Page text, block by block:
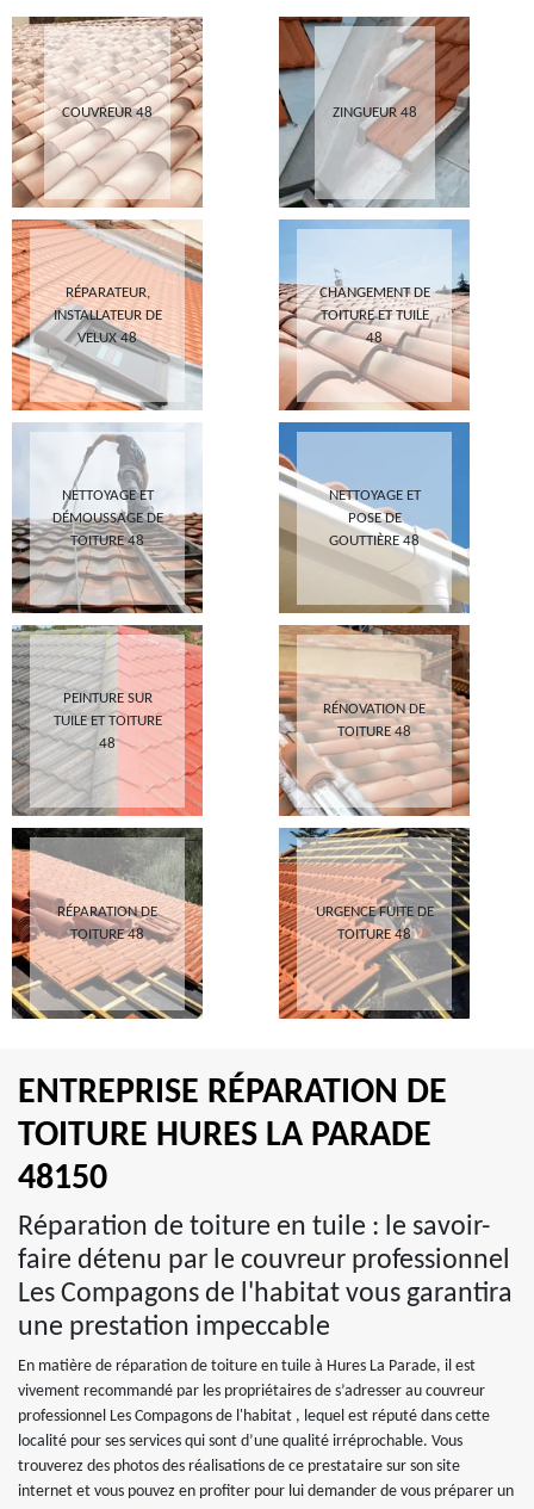
COUVREUR 48 ZINGUEUR 48
RÉPARATEUR,
INSTALLATEUR DE
VELUX 48
CHANGEMENT DE
TOITURE ET TUILE
48
NETTOYAGE ET
DÉMOUSSAGE DE
TOITURE 48
NETTOYAGE ET
POSE DE
GOUTTIÈRE 48
PEINTURE SUR
TUILE ET TOITURE
48
RÉNOVATION DE
TOITURE 48
RÉPARATION DE
TOITURE 48
URGENCE FUITE DE
TOITURE 48
ENTREPRISE RÉPARATION DE
TOITURE HURES LA PARADE
48150
Réparation de toiture en tuile : le savoir-
faire détenu par le couvreur professionnel
Les Compagons de l'habitat vous garantira
une prestation impeccable
En matière de réparation de toiture en tuile à Hures La Parade, il est
vivement recommandé par les propriétaires de s’adresser au couvreur
professionnel Les Compagons de l'habitat , lequel est réputé dans cette
localité pour ses services qui sont d’une qualité irréprochable. Vous
trouverez des photos des réalisations de ce prestataire sur son site
internet et vous pouvez en profiter pour lui demander de vous préparer un